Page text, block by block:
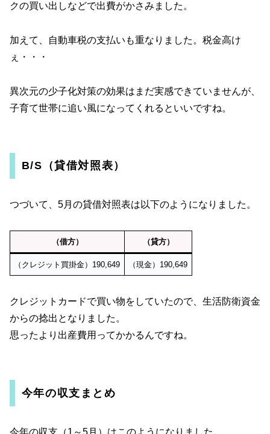
クの買い出しなどで出費がかさみました。
加えて、自動車税の支払いも重なりました。税金高け
ぇ・・・
異次元の少子化対策の効果はまだ実感できていませんが、
子育て世帯に追い風になってくれるといいですね。
B/S（貸借対照表）
つづいて、5月の貸借対照表は以下のようになりました。
（借方） （貸方）
（クレジット買掛金）190,649 （現金）190,649
クレジットカードで買い物をしていたので、生活防衛資金
からの捻出となりました。
思ったより出産費用ってかかるんですね。
今年の収支まとめ
今年の収支（1～5月）はこのようになりました。